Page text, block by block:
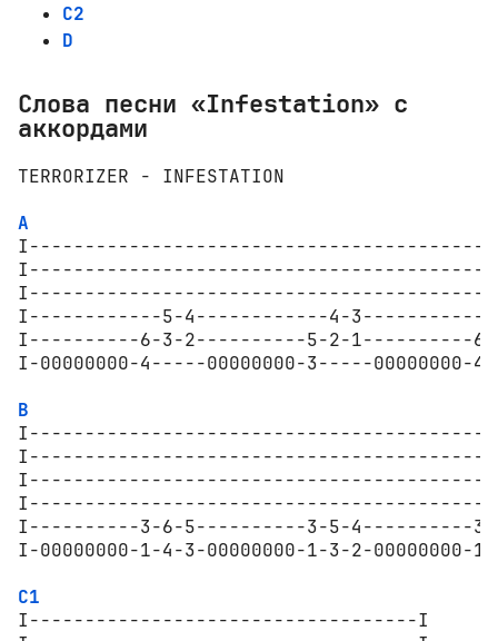
C2
D
Слова песни «Infestation» с
аккордами
TERRORIZER - INFESTATION
A
I------------5-4------------4-
I----------6-3-2----------5-2-1----------
I-00000000-4-----00000000-3-----00000000-
B
I----------3-6-5----------3-5-4----------
I-00000000-1-4-3-00000000-1-3-2-
C1
I-----------------------------------I